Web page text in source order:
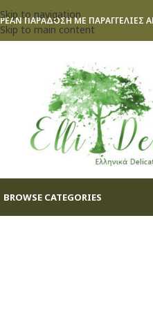
Skip to navigation
Skip to main content
ΠΑΡΑΔΟΣΗ ΜΕ ΠΑΡΑΓΓΕΛΙΕΣ
BROWSE CATEGORIES